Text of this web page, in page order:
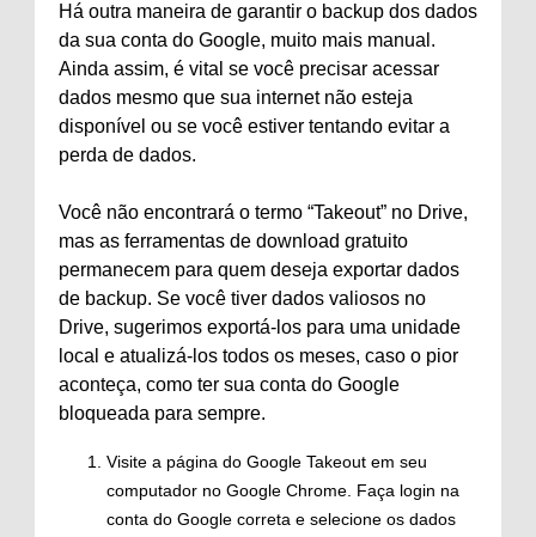
Há outra maneira de garantir o backup dos dados
da sua conta do Google, muito mais manual.
Ainda assim, é vital se você precisar acessar
dados mesmo que sua internet não esteja
disponível ou se você estiver tentando evitar a
perda de dados.
Você não encontrará o termo “Takeout” no Drive,
mas as ferramentas de download gratuito
permanecem para quem deseja exportar dados
de backup. Se você tiver dados valiosos no
Drive, sugerimos exportá-los para uma unidade
local e atualizá-los todos os meses, caso o pior
aconteça, como ter sua conta do Google
bloqueada para sempre.
Visite a página do Google Takeout em seu
computador no Google Chrome. Faça login na
conta do Google correta e selecione os dados